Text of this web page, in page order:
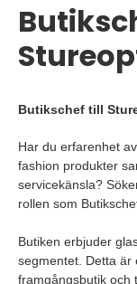
Butikschef till
Har du erfarenhet
fashion produkter
servicekänsla?
rollen som
Butiken erbjuder
segmentet. Detta är
framgångsbutik och